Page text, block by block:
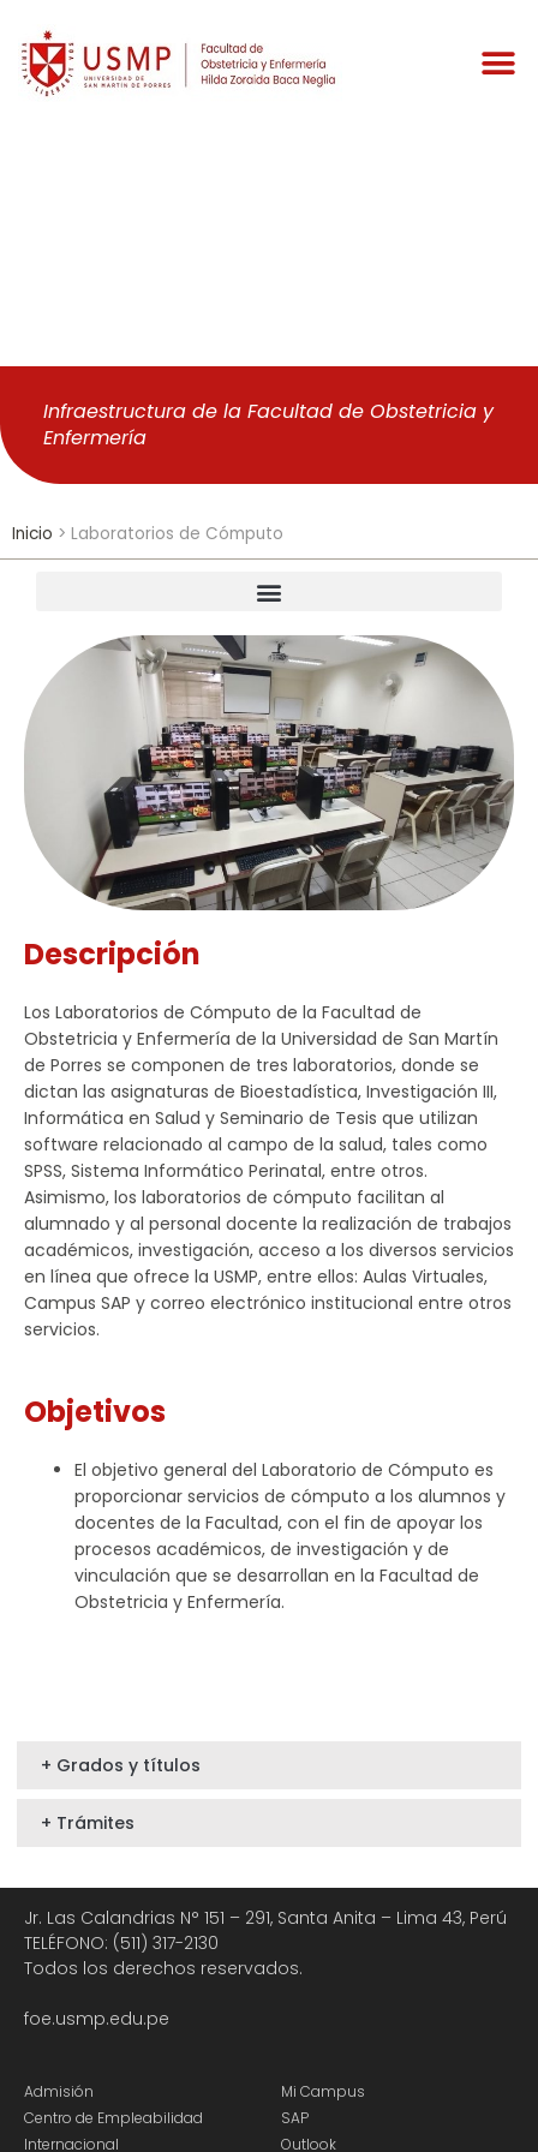
Infraestructura de la Facultad de Obstetricia y
Enfermería
Inicio > Laboratorios de Cómputo
Descripción
Los Laboratorios de Cómputo de la Facultad de
Obstetricia y Enfermería de la Universidad de San Martín
de Porres se componen de tres laboratorios, donde se
dictan las asignaturas de Bioestadística, Investigación III,
Informática en Salud y Seminario de Tesis que utilizan
software relacionado al campo de la salud, tales como
SPSS, Sistema Informático Perinatal, entre otros.
Asimismo, los laboratorios de cómputo facilitan al
alumnado y al personal docente la realización de trabajos
académicos, investigación, acceso a los diversos servicios
en línea que ofrece la USMP, entre ellos: Aulas Virtuales,
Campus SAP y correo electrónico institucional entre otros
servicios.
Objetivos
El objetivo general del Laboratorio de Cómputo es
proporcionar servicios de cómputo a los alumnos y
docentes de la Facultad, con el fin de apoyar los
procesos académicos, de investigación y de
vinculación que se desarrollan en la Facultad de
Obstetricia y Enfermería.
+ Grados y títulos
+ Trámites
Jr. Las Calandrias N° 151 – 291, Santa Anita – Lima 43, Perú
TELÉFONO: (511) 317-2130
Todos los derechos reservados.
foe.usmp.edu.pe
Admisión
Centro de Empleabilidad
Internacional
Mi Campus
SAP
Outlook